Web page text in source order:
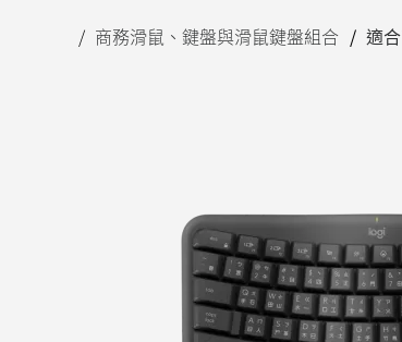
商務滑鼠、鍵盤與滑鼠鍵盤組合 適